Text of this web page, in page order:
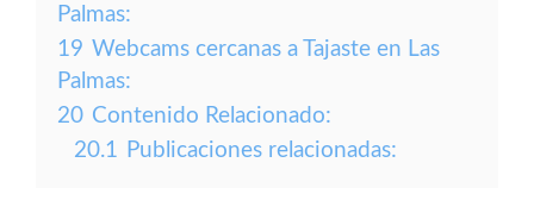
Palmas:
19 Webcams cercanas a Tajaste en Las
Palmas:
20 Contenido Relacionado:
20.1 Publicaciones relacionadas: